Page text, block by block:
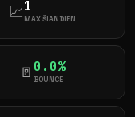
📈1
MAX ŠIANDIEN
🚪 0.0%
BOUNCE